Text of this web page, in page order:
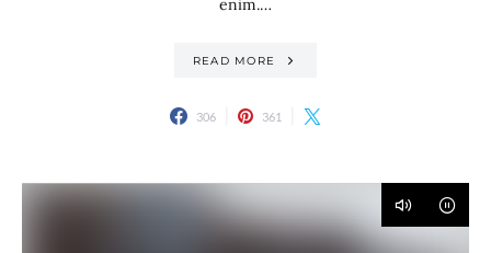
enim.…
READ MORE
306 361